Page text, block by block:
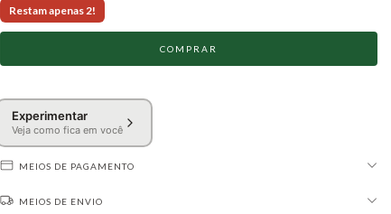
Restam apenas 2!
Experimentar
Veja como fica em você
MEIOS DE PAGAMENTO
MEIOS DE ENVIO